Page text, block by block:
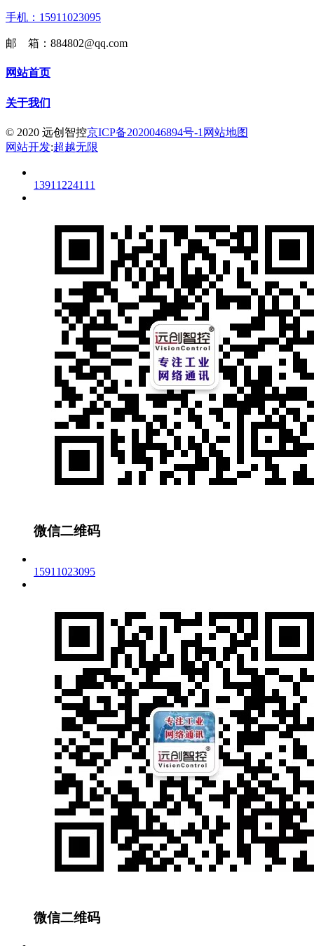
手机：15911023095
邮 箱：884802@qq.com
网站首页
关于我们
© 2020 远创智控京ICP备2020046894号-1 网站地图
网站开发:超越无限
13911224111
微信二维码
15911023095
微信二维码